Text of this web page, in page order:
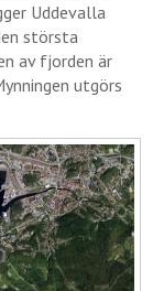
Uddevalla
största
av fjorden är
utgörs